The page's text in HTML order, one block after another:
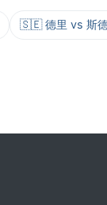
🇸🇪 德里 vs 斯